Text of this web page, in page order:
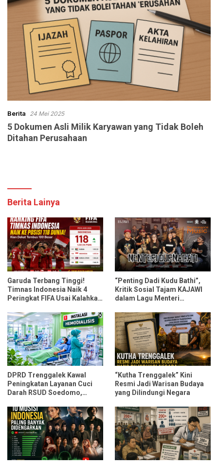
Berita 24 Mei 2025
5 Dokumen Asli Milik Karyawan yang Tidak Boleh
Ditahan Perusahaan
Berita Lainya
Garuda Terbang Tinggi!
Timnas Indonesia Naik 4
Peringkat FIFA Usai Kalahkan
“Penting Dadi Kudu Bathi”,
Kritik Sosial Tajam KAJAWI
dalam Lagu Menteri
DPRD Trenggalek Kawal
Peningkatan Layanan Cuci
Darah RSUD Soedomo,
Pasien Sekali Pelayanan
“Kutha Trenggalek” Kini
Resmi Jadi Warisan Budaya
yang Dilindungi Negara